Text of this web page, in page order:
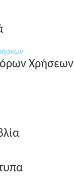
Χρήσεων